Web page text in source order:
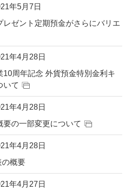
年5月7日
レゼント定期預金がさらにバリエ
年4月28日
10周年記念 外貨預金特別金利キ
いて
年4月28日
要の一部変更について
年4月28日
概要
年4月27日